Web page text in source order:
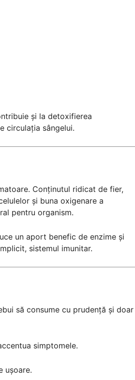
și la detoxifierea
circulația sângelui.
Conținutul ridicat de fier,
și buna oxigenare a
pentru organism.
un aport benefic de enzime și
sistemul imunitar.
să consume cu prudență și doar
simptomele.
ușoare.